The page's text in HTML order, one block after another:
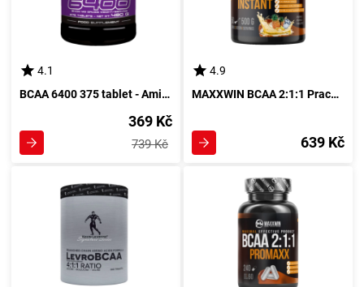
4.1
BCAA 6400 375 tablet - Aminokyseliny s rozvětveným řetězcem 6400 v tabletách 375
369 Kč
739 Kč
4.9
MAXXWIN BCAA 2:1:1 Prachový Koncentrát 500 g Jahoda
639 Kč